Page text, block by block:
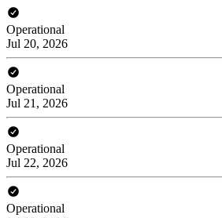
Operational
Jul 20, 2026
Operational
Jul 21, 2026
Operational
Jul 22, 2026
Operational